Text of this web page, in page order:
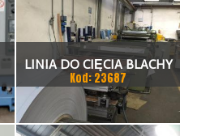
LINIA DO CIĘCIA BLACHY
1.500 X 1,5 (2,5) MM
Kod: 23687